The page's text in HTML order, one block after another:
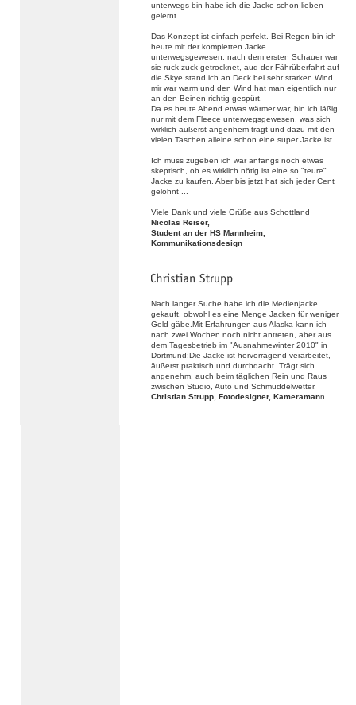
unterwegs bin habe ich die Jacke schon lieben
gelernt.
Das Konzept ist einfach perfekt. Bei Regen bin ich
heute mit der kompletten Jacke
unterwegsgewesen, nach dem ersten Schauer war
sie ruck zuck getrocknet, aud der Fährüberfahrt auf
die Skye stand ich an Deck bei sehr starken Wind...
mir war warm und den Wind hat man eigentlich nur
an den Beinen richtig gespürt.
Da es heute Abend etwas wärmer war, bin ich läßig
nur mit dem Fleece unterwegsgewesen, was sich
wirklich äußerst angenhem trägt und dazu mit den
vielen Taschen alleine schon eine super Jacke ist.
Ich muss zugeben ich war anfangs noch etwas
skeptisch, ob es wirklich nötig ist eine so "teure"
Jacke zu kaufen. Aber bis jetzt hat sich jeder Cent
gelohnt ...
Viele Dank und viele Grüße aus Schottland
Nicolas Reiser,
Student an der HS Mannheim,
Kommunikationsdesign
Nach langer Suche habe ich die Medienjacke
gekauft, obwohl es eine Menge Jacken für weniger
Geld gäbe.Mit Erfahrungen aus Alaska kann ich
nach zwei Wochen noch nicht antreten, aber aus
dem Tagesbetrieb im "Ausnahmewinter 2010" in
Dortmund:Die Jacke ist hervorragend verarbeitet,
äußerst praktisch und durchdacht. Trägt sich
angenehm, auch beim täglichen Rein und Raus
zwischen Studio, Auto und Schmuddelwetter.
Christian Strupp, Fotodesigner, Kameramann